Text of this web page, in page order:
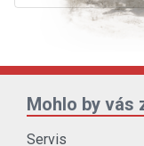
Mohlo by vás
Servis